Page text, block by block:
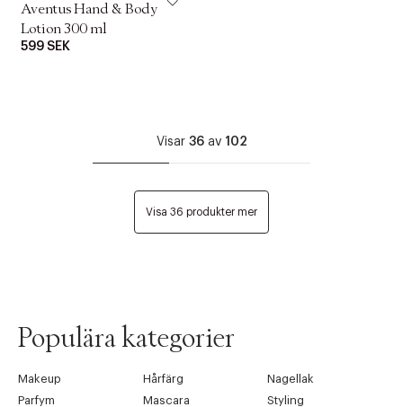
Aventus Hand & Body
Lotion 300 ml
599 SEK
Visar 36av 102
Visa 36 produkter mer
Populära kategorier
Makeup Hårfärg
Nagellak
Parfym
Mascara
Styling